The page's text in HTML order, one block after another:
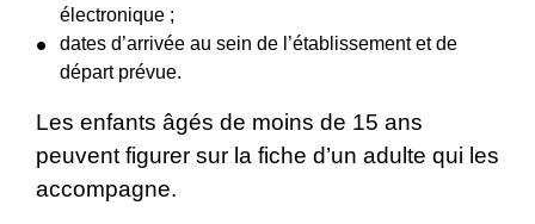
électronique ;
dates d’arrivée au sein de l’établissement et de
départ prévue.
Les enfants âgés de moins de 15 ans
peuvent figurer sur la fiche d’un adulte qui les
accompagne.